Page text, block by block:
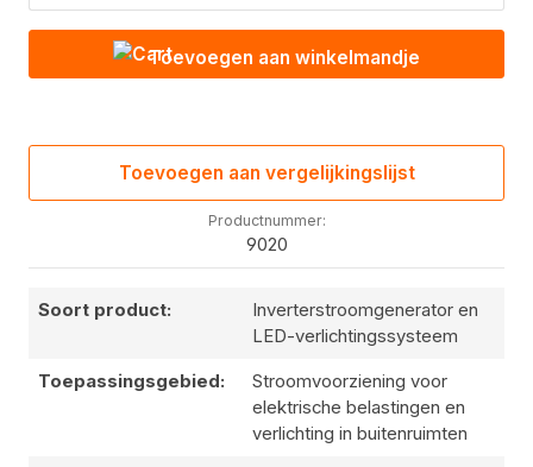
Toevoegen aan winkelmandje
Toevoegen aan vergelijkingslijst
Productnummer:
9020
Soort product:
Inverterstroomgenerator en
LED-verlichtingssysteem
Toepassingsgebied:
Stroomvoorziening voor
elektrische belastingen en
verlichting in buitenruimten